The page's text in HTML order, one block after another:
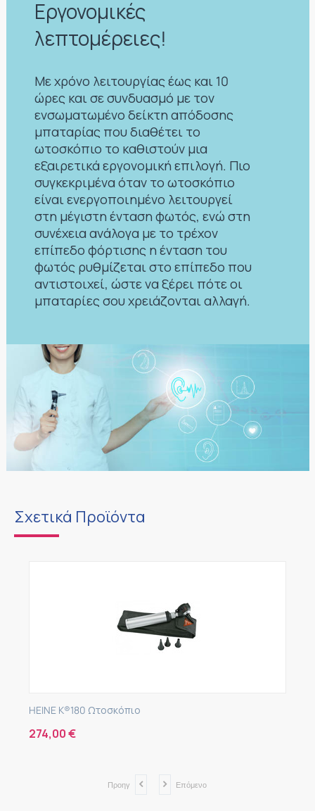
Εργονομικές
λεπτομέρειες!
Με χρόνο λειτουργίας έως και 10
ώρες και σε συνδυασμό με τον
ενσωματωμένο δείκτη απόδοσης
μπαταρίας που διαθέτει το
ωτοσκόπιο το καθιστούν μια
εξαιρετικά εργονομική επιλογή. Πιο
συγκεκριμένα όταν το ωτοσκόπιο
είναι ενεργοποιημένο λειτουργεί
στη μέγιστη ένταση φωτός, ενώ στη
συνέχεια ανάλογα με το τρέχον
επίπεδο φόρτισης η ένταση του
φωτός ρυθμίζεται στο επίπεδο που
αντιστοιχεί, ώστε να ξέρει πότε οι
μπαταρίες σου χρειάζονται αλλαγή.
Σχετικά Προϊόντα
HEINE K®180 Ωτοσκόπιο
274,00€
Προηγ Επόμενο